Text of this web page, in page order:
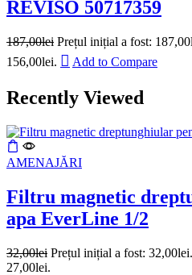
REVISO 50717359
187,00lei Prețul inițial a fost:
156,00lei.
Add to Compare
Recently Viewed
AMENAJĂRI
Filtru magnetic
apa EverLine 1/2
32,00lei Prețul inițial a fost: 32,00lei.
27,00lei.